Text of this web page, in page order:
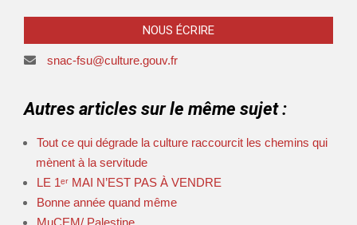
NOUS ÉCRIRE
snac-fsu@culture.gouv.fr
Autres articles sur le même sujet :
Tout ce qui dégrade la culture raccourcit les chemins qui
mènent à la servitude
LE 1ᵉʳ MAI N’EST PAS À VENDRE
Bonne année quand même
MuCEM/ Palestine